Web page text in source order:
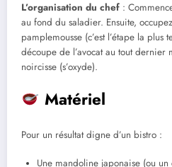
L’organisation du chef :
au fond du saladier. Ensuite,
pamplemousse (c’est l’étape la
découpe de l’avocat au tout dernier
noircisse (s’oxyde).
Matériel
Pour un résultat digne d’un bistro :
Une mandoline japonaise (ou